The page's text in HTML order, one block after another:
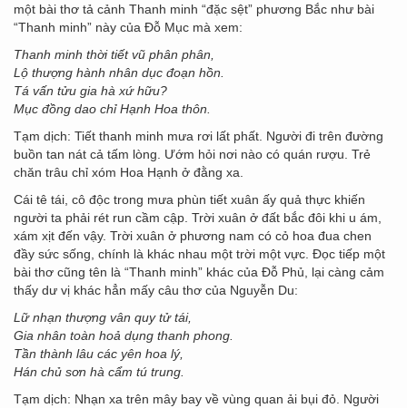
một bài thơ tả cảnh Thanh minh “đặc sệt” phương Bắc như bài
“Thanh minh” này của Đỗ Mục mà xem:
Thanh minh thời tiết vũ phân phân,
Lộ thượng hành nhân dục đoạn hồn.
Tá vấn tửu gia hà xứ hữu?
Mục đồng dao chỉ Hạnh Hoa thôn.
Tạm dịch: Tiết thanh minh mưa rơi lất phất. Người đi trên đường
buồn tan nát cả tấm lòng. Ướm hỏi nơi nào có quán rượu. Trẻ
chăn trâu chỉ xóm Hoa Hạnh ở đằng xa.
Cái tê tái, cô độc trong mưa phùn tiết xuân ấy quả thực khiến
người ta phải rét run cầm cập. Trời xuân ở đất bắc đôi khi u ám,
xám xịt đến vậy. Trời xuân ở phương nam có cỏ hoa đua chen
đầy sức sống, chính là khác nhau một trời một vực. Đọc tiếp một
bài thơ cũng tên là “Thanh minh” khác của Đỗ Phủ, lại càng cảm
thấy dư vị khác hẳn mấy câu thơ của Nguyễn Du:
Lữ nhạn thượng vân quy tử tái,
Gia nhân toàn hoả dụng thanh phong.
Tần thành lâu các yên hoa lý,
Hán chủ sơn hà cẩm tú trung.
Tạm dịch: Nhạn xa trên mây bay về vùng quan ải bụi đỏ. Người